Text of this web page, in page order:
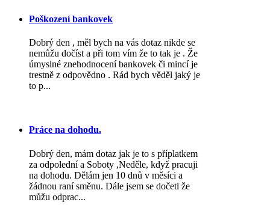
Poškození bankovek
Dobrý den , měl bych na vás dotaz nikde se
nemůžu dočíst a při tom vím že to tak je . Že
úmyslné znehodnocení bankovek či mincí je
trestně z odpovědno . Rád bych věděl jaký je
to p...
Práce na dohodu.
Dobrý den, mám dotaz jak je to s příplatkem
za odpolední a Soboty ,Neděle, když pracuji
na dohodu. Dělám jen 10 dnů v měsíci a
žádnou raní směnu. Dále jsem se dočetl že
můžu odprac...